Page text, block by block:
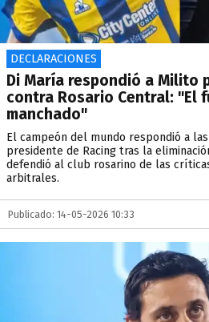
DECLARACIONES
Di María respondió a Milito
contra Rosario Central: "El
manchado"
El campeón del mundo respondió a
presidente de Racing tras la
defendió al club rosarino de las
arbitrales.
Publicado: 14-05-2026 10:33